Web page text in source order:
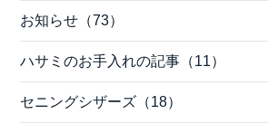
お知らせ（73）
ハサミのお手入れの記事（11）
セニングシザーズ（18）